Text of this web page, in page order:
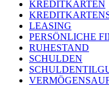
KREDITKARTEN
LEASING
PERSÖNLICHE
RUHESTAND
SCHULDEN